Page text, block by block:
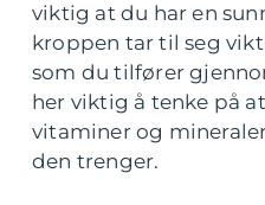
viktig at du har en
kroppen tar til seg
som du tilfører
her viktig å tenke på
vitaminer og
den trenger.